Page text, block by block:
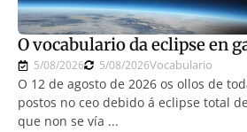
O vocabulario da eclipse en
5/08/2026 5/08/2026Vocabulario
O 12 de agosto de 2026 os ollos de
postos no ceo debido á eclipse total
que non se vía ...